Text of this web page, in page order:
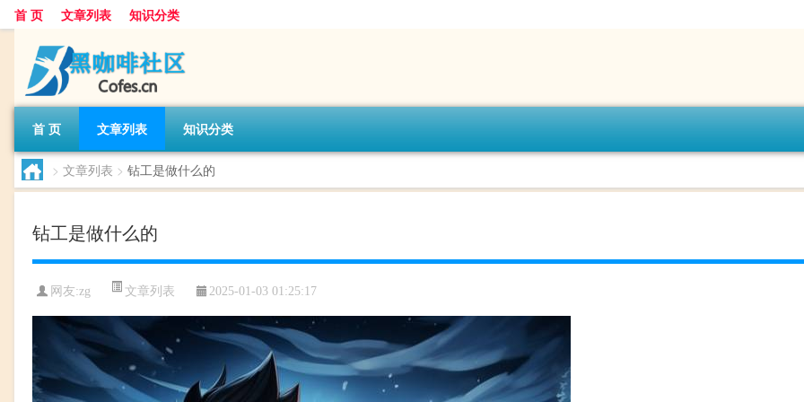
首 页 文章列表 知识分类
首 页 文章列表 知识分类
> 文章列表 > 钻工是做什么的
钻工是做什么的
网友:zg 文章列表 2025-01-03 01:25:17